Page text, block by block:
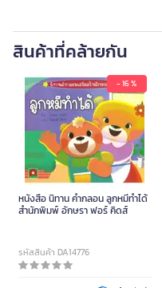
สินค้าที่คล้ายกัน
- 16 %
หนังสือ นิทาน คำกลอน ลูกหมีทําได้
สำนักพิมพ์ อักษรา ฟอร์ คิดส์
รหัสสินค้า DA14776